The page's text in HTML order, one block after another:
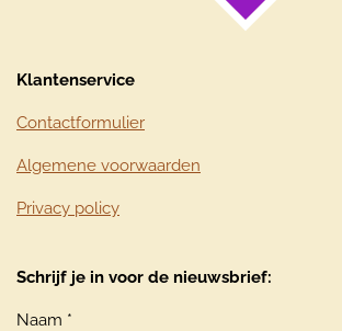
Klantenservice
Contactformulier
Algemene voorwaarden
Privacy policy
Schrijf je in voor de nieuwsbrief:
Naam *